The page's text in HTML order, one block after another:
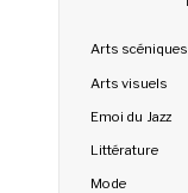
Arts scéniques
Arts visuels
Emoi du Jazz
Littérature
Mode